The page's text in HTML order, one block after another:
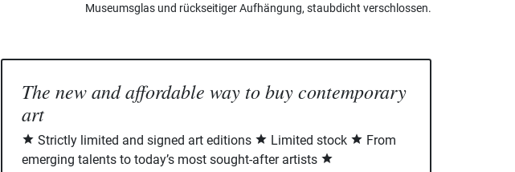
Museumsglas und rückseitiger Aufhängung, staubdicht verschlossen.
The new and affordable way to buy contemporary
art
Strictly limited and signed art editions Limited stock
From
emerging talents to today’s most sought-after artists